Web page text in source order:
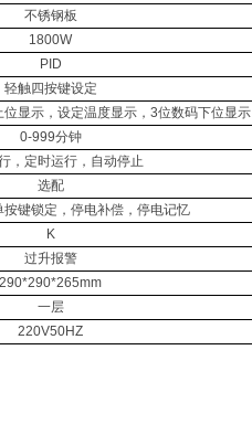
不锈钢板
1800W
PID
轻触四按键设定
显示，设定温度显示， 3位数码下位显示
0-999分钟
，定时运行，自动停止
选配
键锁定，停电补偿，停电记忆
K
过升报警
290*290*265mm
一层
220V50HZ